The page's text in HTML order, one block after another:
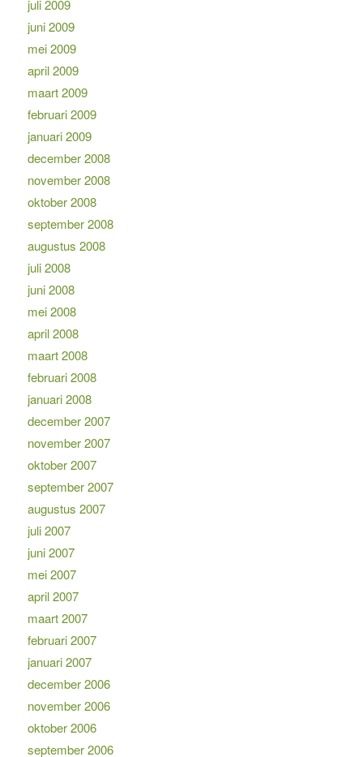
juli 2009
juni 2009
mei 2009
april 2009
maart 2009
februari 2009
januari 2009
december 2008
november 2008
oktober 2008
september 2008
augustus 2008
juli 2008
juni 2008
mei 2008
april 2008
maart 2008
februari 2008
januari 2008
december 2007
november 2007
oktober 2007
september 2007
augustus 2007
juli 2007
juni 2007
mei 2007
april 2007
maart 2007
februari 2007
januari 2007
december 2006
november 2006
oktober 2006
september 2006